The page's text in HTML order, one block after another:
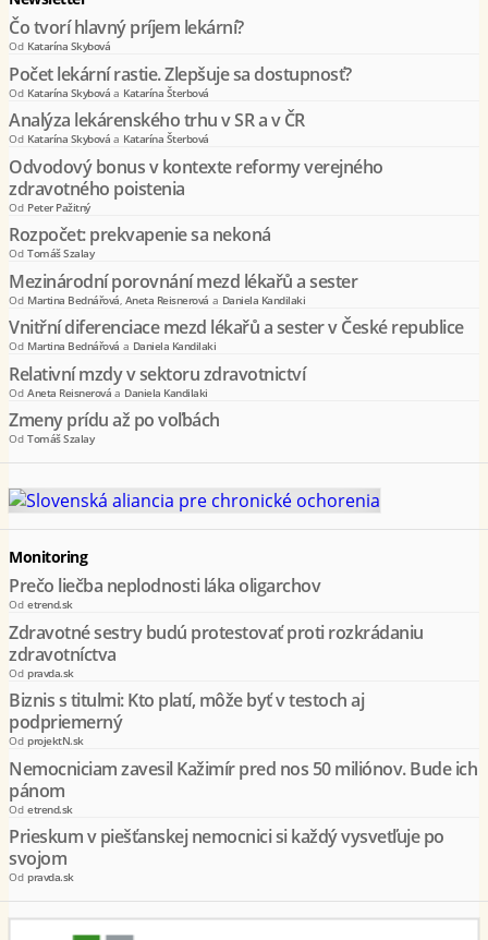
Čo tvorí hlavný príjem lekární?
Od Katarína Skybová
Počet lekární rastie. Zlepšuje sa dostupnosť?
Od Katarína Skybová a Katarína Šterbová
Analýza lekárenského trhu v SR a v ČR
Od Katarína Skybová a Katarína Šterbová
Odvodový bonus v kontexte reformy verejného
zdravotného poistenia
Od Peter Pažitný
Rozpočet: prekvapenie sa nekoná
Od Tomáš Szalay
Mezinárodní porovnání mezd lékařů a sester
Od Martina Bednářová Aneta Reisnerová a Daniela Kandilaki
Vnitřní diferenciace mezd lékařů a sester v České republice
Od Martina Bednářová a Daniela Kandilaki
Relativní mzdy v sektoru zdravotnictví
Od Aneta Reisnerová a Daniela Kandilaki
Zmeny prídu až po voľbách
Od Tomáš Szalay
Monitoring
Prečo liečba neplodnosti láka oligarchov
Od etrend.sk
Zdravotné sestry budú protestovať proti rozkrádaniu
zdravotníctva
Od pravda.sk
Biznis s titulmi: Kto platí, môže byť v testoch aj
podpriemerný
Od projektN.sk
Nemocniciam zavesil Kažimír pred nos 50 miliónov. Bude ich
pánom
Od etrend.sk
Prieskum v piešťanskej nemocnici si každý vysvetľuje po
svojom
Od pravda.sk